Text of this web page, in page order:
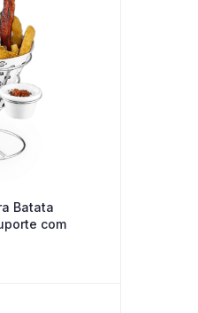
Batata
com